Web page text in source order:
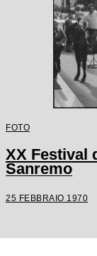
FOTO
XX Festival
Sanremo
25 FEBBRAIO 1970